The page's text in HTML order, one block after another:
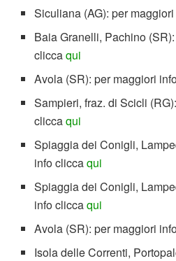
Siculiana (AG): per
Baia Granelli, Pachino
cliccaqui
Avola (SR): per maggiori
Sampieri, fraz. di Scicli
cliccaqui
Spiaggia dei Conigli,
info cliccaqui
Spiaggia dei Conigli,
info cliccaqui
Avola (SR): per maggiori
Isola delle Correnti,